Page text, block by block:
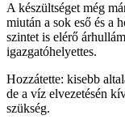
A készültséget még
miután a sok eső és a
szintet is elérő
igazgatóhelyettes.
Hozzátette: kisebb
de a víz elvezetésén
szükség.